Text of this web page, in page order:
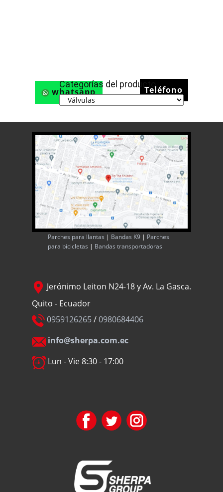
whatsapp Teléfono
Categorías del producto
Parches para llantas | Bandas K9 | Parches
para bicicletas | Bandas transportadoras
Jerónimo Leiton N24-18 y Av. La Gasca.
Quito - Ecuador
0959126265/0980684406
info@sherpa.com.ec
Lun - Vie 8:30 - 17:00